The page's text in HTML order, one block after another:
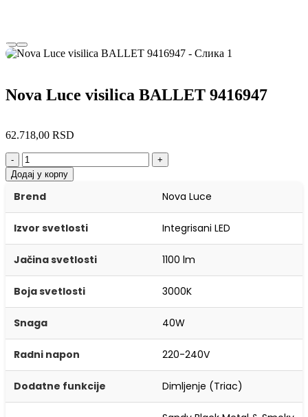
Nova Luce visilica BALLET 9416947
62.718,00 RSD
-
+
Додај у корпу
Brend Nova Luce
Izvor svetlosti Integrisani LED
Jačina svetlosti 1100 lm
Boja svetlosti 3000K
Snaga 40W
Radni napon 220-240V
Dodatne funkcije Dimljenje (Triac)